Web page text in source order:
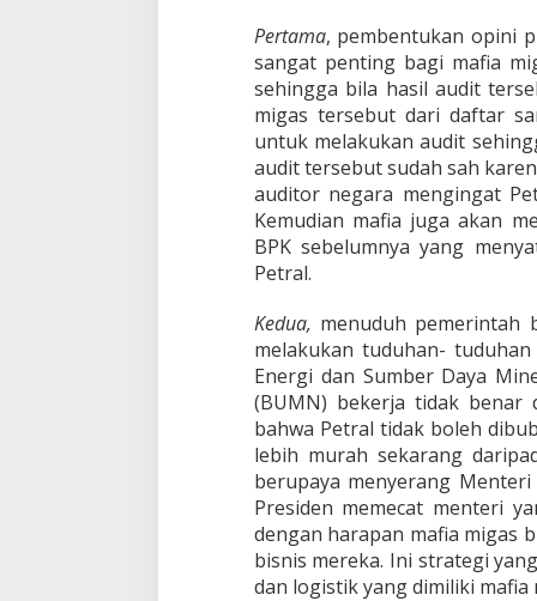
Pertama, pembentukan opini
sangat penting bagi mafia
sehingga bila hasil audit
migas tersebut dari daftar
untuk melakukan audit
audit tersebut sudah sah
auditor negara mengingat
Kemudian mafia juga akan
BPK sebelumnya yang
Petral.
Kedua, menuduh pemerintah
melakukan tuduhan-
Energi dan Sumber Daya
(BUMN) bekerja tidak benar
bahwa Petral tidak boleh
lebih murah sekarang
berupaya menyerang
Presiden memecat menteri
dengan harapan mafia migas
bisnis mereka. Ini strategi
dan logistik yang dimiliki mafia